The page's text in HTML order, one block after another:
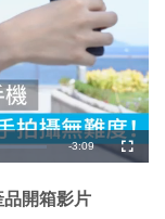
剩
時
-3:09
全
螢
開箱影片